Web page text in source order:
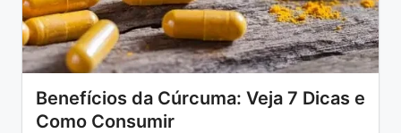
Benefícios da Cúrcuma: Veja 7 Dicas e
Como Consumir